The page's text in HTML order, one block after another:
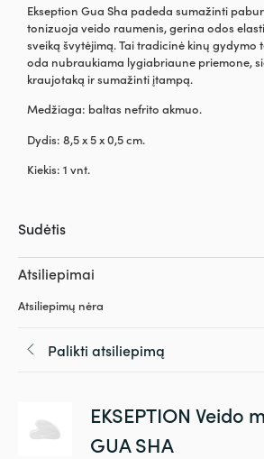
Ekseption Gua Sha padeda sumažinti
tonizuoja veido raumenis, gerina odos
sveiką švytėjimą. Tai tradicinė kinų gydymo
oda nubraukiama lygiabriaune priemone,
kraujotaką ir sumažinti įtampą.
Medžiaga: baltas nefrito akmuo.
Dydis: 8,5 x 5 x 0,5 cm.
Kiekis: 1 vnt.
Sudėtis
Atsiliepimai
Atsiliepimų nėra
Palikti atsiliepimą
EKSEPTION Veido
GUA SHA